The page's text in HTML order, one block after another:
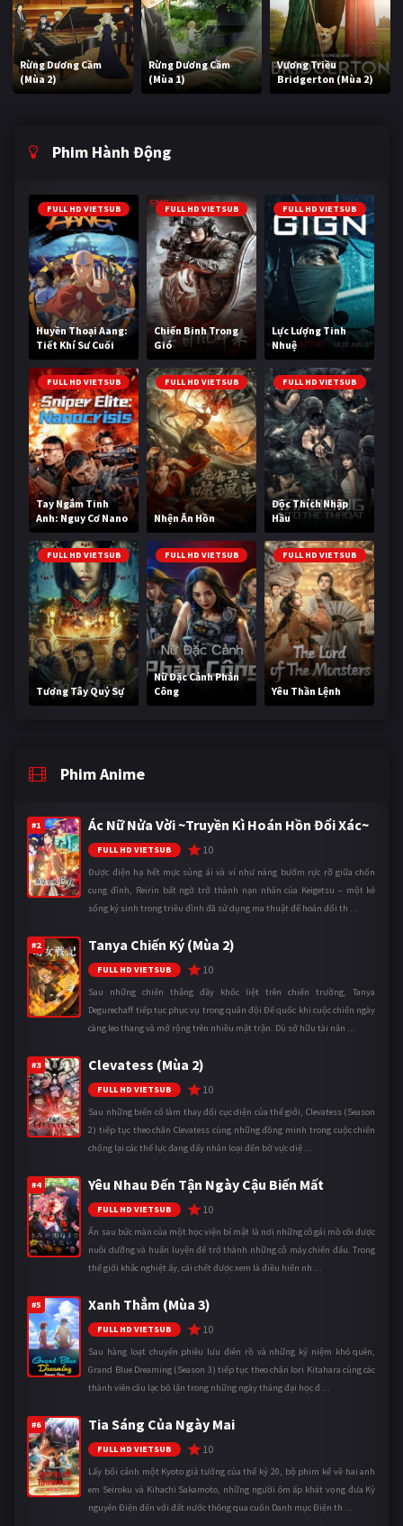
Rừng Dương Cầm
(Mùa 2)
Rừng Dương Cầm
(Mùa 1)
Vương Triều
Bridgerton (Mùa 2)
Phim Hành Động
FULL HD VIETSUB
Huyền Thoại Aang:
Tiết Khí Sư Cuối
Cùng
FULL HD VIETSUB
Chiến Binh Trong
Gió
FULL HD VIETSUB
Lực Lượng Tinh
Nhuệ
FULL HD VIETSUB
Tay Ngắm Tinh
Anh: Nguy Cơ Nano
FULL HD VIETSUB
Nhện Ăn Hồn
FULL HD VIETSUB
Độc Thích Nhập
Hầu
FULL HD VIETSUB
Tương Tây Quỷ Sự
FULL HD VIETSUB
Nữ Đặc Cảnh Phản
Công
FULL HD VIETSUB
Yêu Thần Lệnh
Phim Anime
#1 Ác Nữ Nửa Vời ~Truyền Kì Hoán Hồn Đổi Xác~
FULL HD VIETSUB 10
Được điện hạ hết mực sủng ái và ví như nàng bướm rực rỡ giữa chốn
cung đình, Reirin bất ngờ trở thành nạn nhân của Keigetsu – một kẻ
sống ký sinh trong triều đình đã sử dụng ma thuật để hoán đổi th ...
#2 Tanya Chiến Ký (Mùa 2)
FULL HD VIETSUB 10
Sau những chiến thắng đầy khốc liệt trên chiến trường, Tanya
Degurechaff tiếp tục phục vụ trong quân đội Đế quốc khi cuộc chiến ngày
càng leo thang và mở rộng trên nhiều mặt trận. Dù sở hữu tài năn ...
#3 Clevatess (Mùa 2)
FULL HD VIETSUB 10
Sau những biến cố làm thay đổi cục diện của thế giới, Clevatess (Season
2) tiếp tục theo chân Clevatess cùng những đồng minh trong cuộc chiến
chống lại các thế lực đang đẩy nhân loại đến bờ vực diệ ...
#4 Yêu Nhau Đến Tận Ngày Cậu Biến Mất
FULL HD VIETSUB 10
Ẩn sau bức màn của một học viện bí mật là nơi những cô gái mồ côi được
nuôi dưỡng và huấn luyện để trở thành những cỗ máy chiến đấu. Trong
thế giới khắc nghiệt ấy, cái chết được xem là điều hiển nh ...
#5 Xanh Thẳm (Mùa 3)
FULL HD VIETSUB 10
Sau hàng loạt chuyến phiêu lưu điên rồ và những kỷ niệm khó quên,
Grand Blue Dreaming (Season 3) tiếp tục theo chân Iori Kitahara cùng các
thành viên câu lạc bộ lặn trong những ngày tháng đại học đ ...
#6 Tia Sáng Của Ngày Mai
FULL HD VIETSUB 10
Lấy bối cảnh một Kyoto giả tưởng của thế kỷ 20, bộ phim kể về hai anh
em Seiroku và Kihachi Sakamoto, những người ôm ấp khát vọng đưa Kỷ
nguyên Điện đến với đất nước thông qua cuốn Danh mục Điện th ...